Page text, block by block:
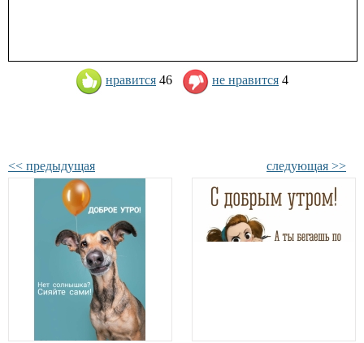
нравится 46 не нравится 4
<< предыдущая следующая >>